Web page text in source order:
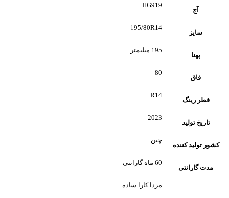
آج
HG919
سایز
195/80R14
پهنا
195 میلیمتر
فاق
80
قطر رینگ
R14
تاریخ تولید
2023
کشور تولید کننده
چین
مدت گارانتی
60 ماه گارانتی
مزدا کارا ساده